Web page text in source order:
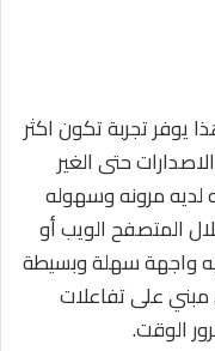
تجربة تكون اكثر
حتى الغير
لديه مرونه وسهوله
المتصفح الويب أو
واجهة سهلة وبسيطة
على تفاعلات
الوقت.